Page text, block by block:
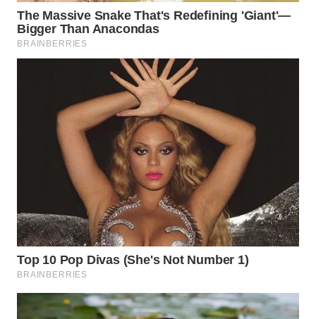
WN
TAPANULI
LESUNG
WN
SIMALUNGUN
LABUHANBATU